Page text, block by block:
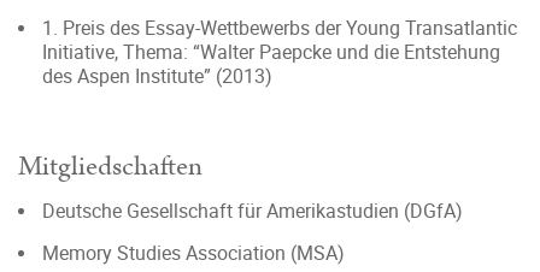
1. Preis des Essay-Wettbewerbs der Young Transatlantic
Initiative, Thema: “Walter Paepcke und die Entstehung
des Aspen Institute” (2013)
Mitgliedschaften
Deutsche Gesellschaft für Amerikastudien (DGfA)
Memory Studies Association (MSA)